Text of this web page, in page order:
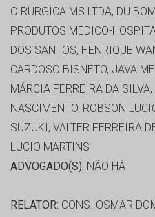
CIRURGICA MS LTDA, DU
PRODUTOS MEDICO-
DOS SANTOS, HENRIQUE
CARDOSO BISNETO, JAVA
MÁRCIA FERREIRA DA
NASCIMENTO, ROBSON
SUZUKI, VALTER FERREIRA
LUCIO MARTINS
ADVOGADO(S): NÃO HÁ
RELATOR: CONS. OSMAR